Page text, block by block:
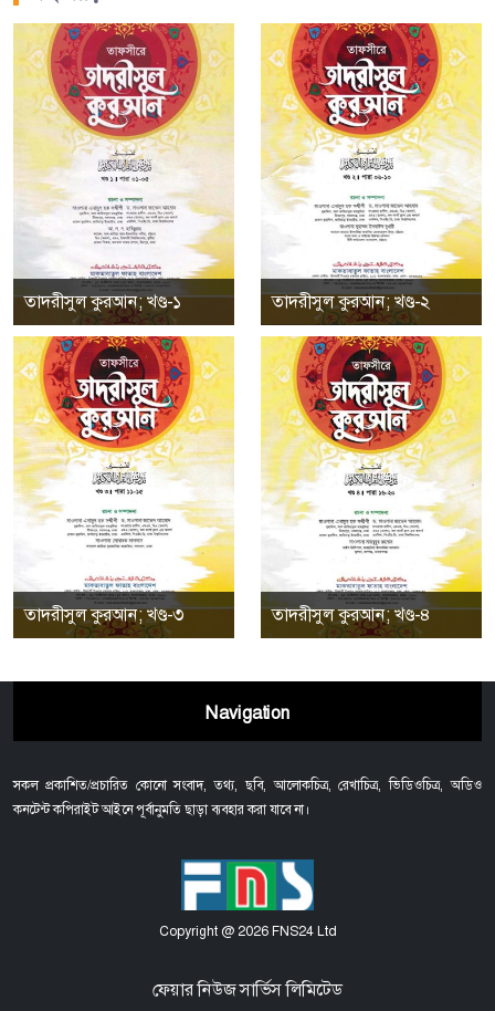
তাদরীসুল কুরআন; খণ্ড-১ তাদরীসুল কুরআন; খণ্ড-২
তাদরীসুল কুরআন; খণ্ড-৩ তাদরীসুল কুরআন; খণ্ড-৪
Navigation
সকল প্রকাশিত/প্রচারিত কোনো সংবাদ, তথ্য, ছবি, আলোকচিত্র, রেখাচিত্র, ভিডিওচিত্র, অডিও
কনটেন্ট কপিরাইট আইনে পূর্বানুমতি ছাড়া ব্যবহার করা যাবে না।
Copyright @ 2026 FNS24 Ltd
ফেয়ার নিউজ সার্ভিস লিমিটেড